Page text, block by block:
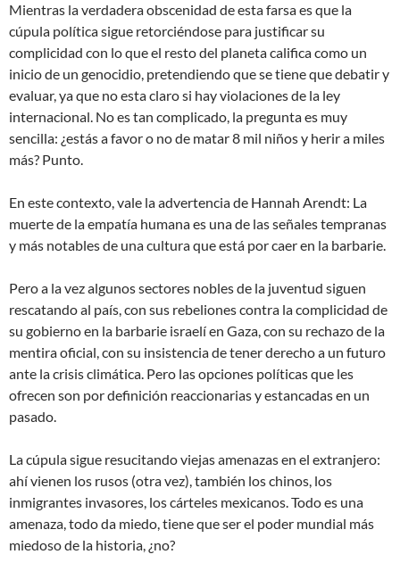
Mientras la verdadera obscenidad de esta farsa es que la
cúpula política sigue retorciéndose para justificar su
complicidad con lo que el resto del planeta califica como un
inicio de un genocidio, pretendiendo que se tiene que debatir y
evaluar, ya que no esta claro si hay violaciones de la ley
internacional. No es tan complicado, la pregunta es muy
sencilla: ¿estás a favor o no de matar 8 mil niños y herir a miles
más? Punto.
En este contexto, vale la advertencia de Hannah Arendt: La
muerte de la empatía humana es una de las señales tempranas
y más notables de una cultura que está por caer en la barbarie.
Pero a la vez algunos sectores nobles de la juventud siguen
rescatando al país, con sus rebeliones contra la complicidad de
su gobierno en la barbarie israelí en Gaza, con su rechazo de la
mentira oficial, con su insistencia de tener derecho a un futuro
ante la crisis climática. Pero las opciones políticas que les
ofrecen son por definición reaccionarias y estancadas en un
pasado.
La cúpula sigue resucitando viejasamenazasen el extranjero:
ahí vienen los rusos (otra vez), también los chinos, los
inmigrantes invasores, los cárteles mexicanos. Todo es una
amenaza, todo da miedo, tiene que ser el poder mundial más
miedoso de la historia, ¿no?